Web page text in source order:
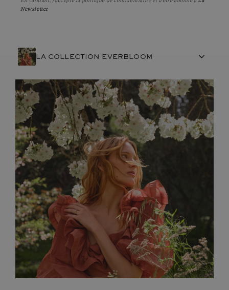
Newsletter
LA COLLECTION EVERBLOOM
ARTISANAT FRANÇAIS
PIERRES
ENGAGEMENTS